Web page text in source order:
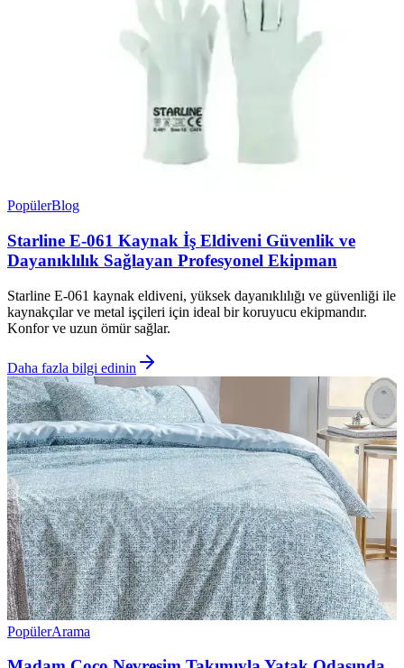
PopülerBlog
Starline E-061 Kaynak İş Eldiveni Güvenlik ve
Dayanıklılık Sağlayan Profesyonel Ekipman
Starline E-061 kaynak eldiveni, yüksek dayanıklılığı ve güvenliği ile
kaynakçılar ve metal işçileri için ideal bir koruyucu ekipmandır.
Konfor ve uzun ömür sağlar.
Daha fazla bilgi edinin
PopülerArama